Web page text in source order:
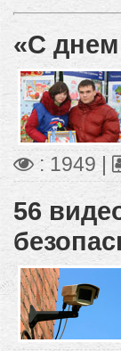
«С
: 1949 |
56